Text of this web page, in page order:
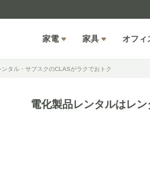
家電 家具 オフィ
タル・サブスクのCLASがラクでおトク
電化製品レンタルはレ